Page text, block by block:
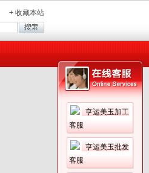
亨运美玉加工
客服
亨运美玉批发
客服
+ 收藏本站